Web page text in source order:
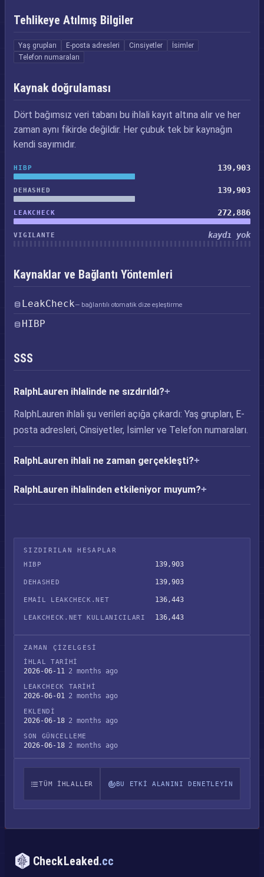
Tehlikeye Atılmış Bilgiler
Yaş grupları E-posta adresleri Cinsiyetler
İsimler
Telefon numaraları
Kaynak doğrulaması
Dört bağımsız veri tabanı bu ihlali kayıt altına alır ve her
zaman aynı fikirde değildir. Her çubuk tek bir kaynağın
kendi sayımıdır.
HIBP 139,903
DEHASHED 139,903
LEAKCHECK 272,886
VIGILANTE kaydı yok
Kaynaklar ve Bağlantı Yöntemleri
LeakCheck— bağlantılı otomatik dize eşleştirme
HIBP
SSS
RalphLauren ihlalinde ne sızdırıldı?
RalphLauren ihlali şu verileri açığa çıkardı: Yaş grupları, E-
posta adresleri, Cinsiyetler, İsimler ve Telefon numaraları.
RalphLauren ihlali ne zaman gerçekleşti?
RalphLauren ihlalinden etkileniyor muyum?
SIZDIRILAN HESAPLAR
HIBP
139,903
DEHASHED 139,903
EMAIL LEAKCHECK.NET 136,443
LEAKCHECK.NET KULLANICILARI 136,443
ZAMAN ÇIZELGESI
İHLAL TARIHI
2026-06-11 2 months ago
LEAKCHECK TARIHI
2026-06-01 2 months ago
EKLENDI
2026-06-18 2 months ago
SON GÜNCELLEME
2026-06-18 2 months ago
TÜM IHLALLER BU ETKI ALANINI DENETLEYIN
CheckLeaked.cc